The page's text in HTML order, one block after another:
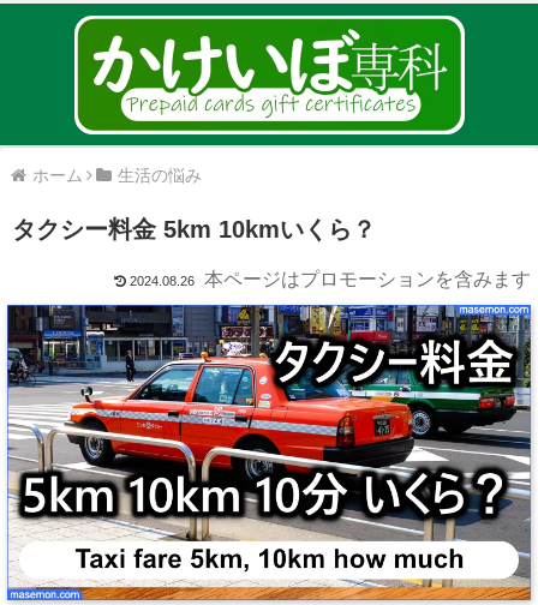
ホーム 生活の悩み
タクシー料金 5km 10kmいくら？
2024.08.26 本ページはプロモーションを含みます